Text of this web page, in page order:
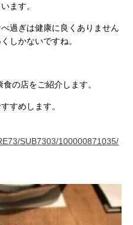
ます。
過ぎは健康に良くありません
しかないですね。
の店をご紹介します。
すめします。
SUB7303/100000871035/